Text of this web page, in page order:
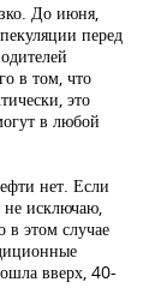
До июня,
перед
в том, что
это
в любой
нет. Если
не исключаю,
в этом случае
вверх, 40-